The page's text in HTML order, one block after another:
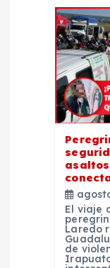
El viaje
Laredo
de